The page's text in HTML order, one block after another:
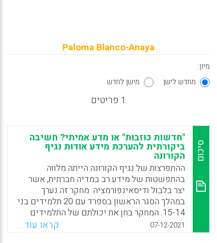
Paloma Blanco-Anaya
מיון:
מחדש לישן
מישן לחדש
1 פריטים
סיכום
"חדשות כוזבות" או מדע אמיתי? חשיבה
ביקורתית להערכת מידע אודות נגיף
הקורונה
ההתפרצות של נגיף הקורונה הייתה מלווה
בהתפשטות של מידע רב במדיה חברתית, אשר
יצר בלבול ודיסאינפורמציה. מחקר זה נערך
במהלך הסגר הראשון בספרד עם 20 תלמידים בני
15-14. המחקר בחן את יכולתם של התלמידים
להבחין בין כותרות חדשותיות נכונות לכותרות
כוזבות באשר לנגיף הקורונה וכן להעריך את
07-12-2021 קראו עוד...